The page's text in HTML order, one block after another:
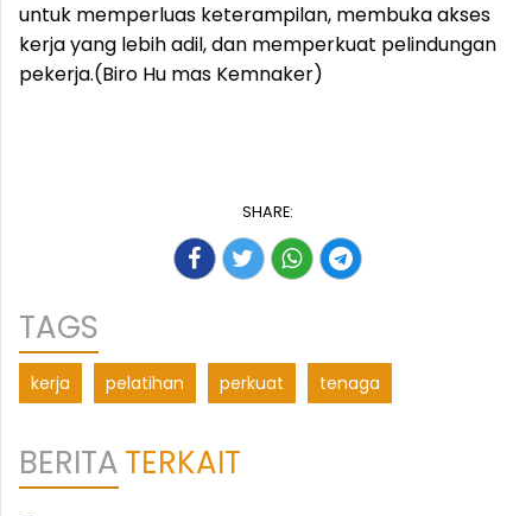
untuk memperluas keterampilan, membuka akses
kerja yang lebih adil, dan memperkuat pelindungan
pekerja.(Biro Hu mas Kemnaker)
SHARE:
TAGS
kerja pelatihan perkuat tenaga
BERITATERKAIT